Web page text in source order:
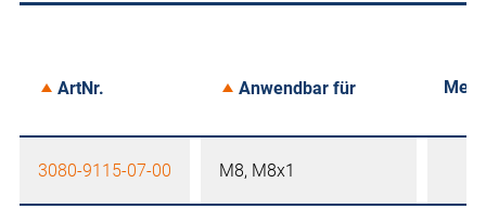
ArtNr. Anwendbar für
3080-9115-07-00 M8, M8x1